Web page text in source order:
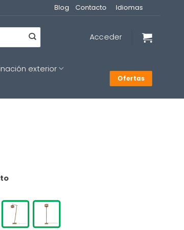
Blog Contacto Idiomas
Acceder
exterior
Ofertas